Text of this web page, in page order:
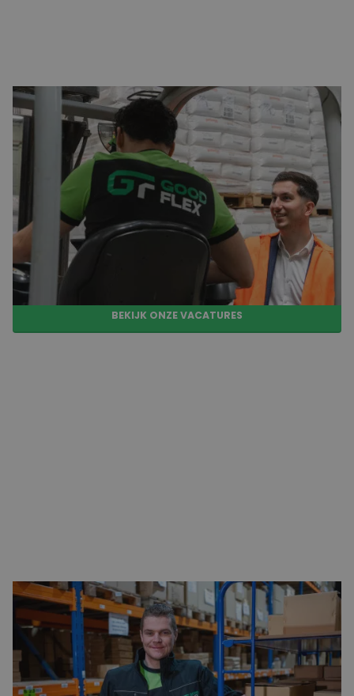
Wat ga je verdienen?
Een transparant salaris is voor ons vanzelfsprekend.
Daarom staat bij iedere vacature in ’s-Gravenzande
duidelijk vermeld wat je kunt verwachten. Je ontvangt je
salaris altijd op tijd, afhankelijk van de opdrachtgever
wekelijks of maandelijks. Werk je in ploegendiensten of
maak je extra uren? Dan profiteer je van aantrekkelijke
toeslagenbovenop standaard loon. Zo weet je precies
waar je aan toe bent en kun je een weloverwogen keuze
maken.
BEKIJK ONZE VACATURES
Vacatures met uitzicht op een vast contract
Veel van onze vacatures in ’s-Gravenzande bieden
perspectief op een langdurige samenwerking. Werkgevers
investeren actief in hun medewerkers door middel van
opleidingen, begeleiding en doorgroeimogelijkheden.